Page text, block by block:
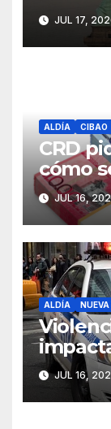
JUL 17,
ALDÍA CIBAO
CRD
cómo
JUL 16,
ALDÍA
JUL 16,